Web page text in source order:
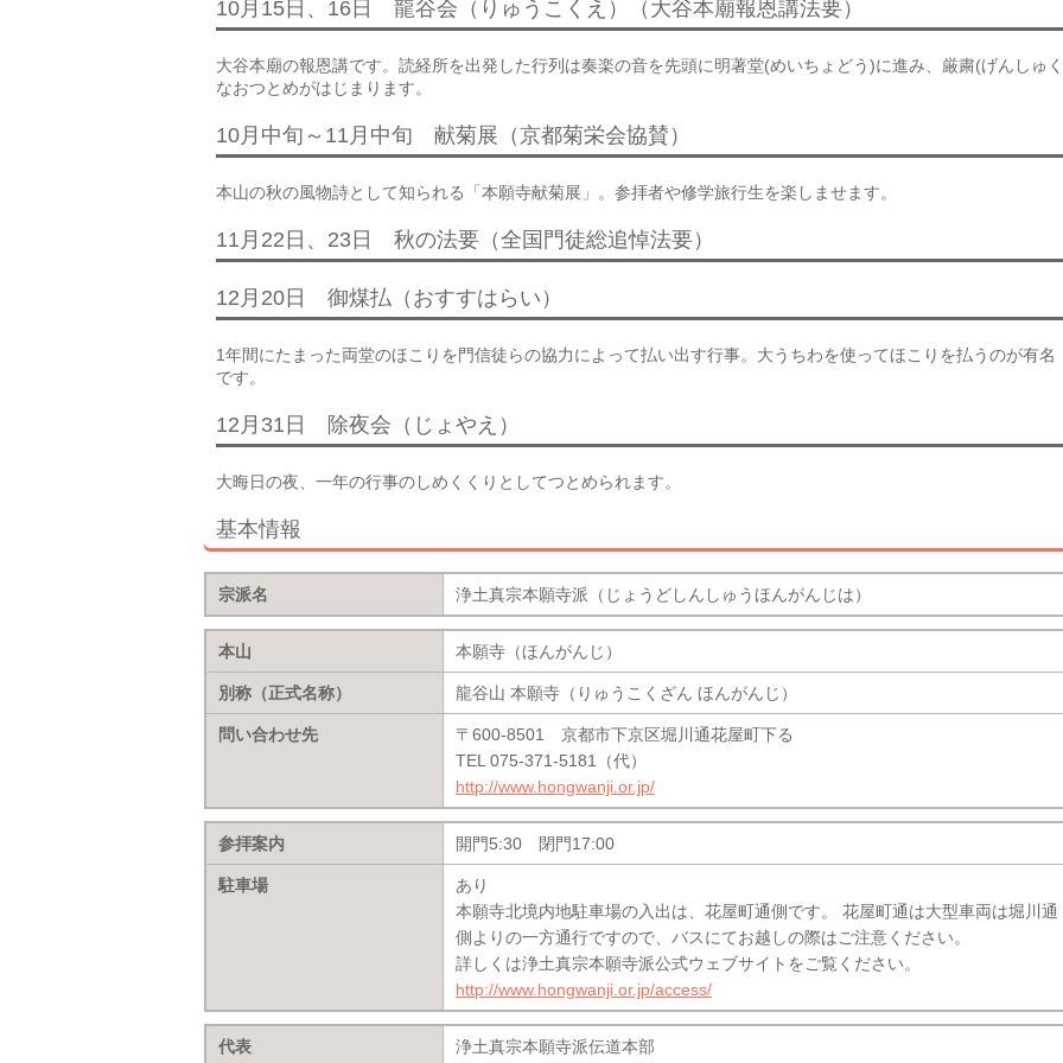
10月15日、16日 龍谷会（りゅうこくえ）（大谷本廟報恩講法要）
大谷本廟の報恩講です。読経所を出発した行列は奏楽の音を先頭に明著堂(めいちょどう)に進み、厳粛(げんしゅ
なおつとめがはじまります。
10月中旬～11月中旬 献菊展（京都菊栄会協賛）
本山の秋の風物詩として知られる「本願寺献菊展」。参拝者や修学旅行生を楽しませます。
11月22日、23日 秋の法要（全国門徒総追悼法要）
12月20日 御煤払（おすすはらい）
1年間にたまった両堂のほこりを門信徒らの協力によって払い出す行事。大うちわを使ってほこりを払うのが有名
です。
12月31日 除夜会（じょやえ）
大晦日の夜、一年の行事のしめくくりとしてつとめられます。
基本情報
宗派名 浄土真宗本願寺派（じょうどしんしゅうほんがんじは）
本山 本願寺（ほんがんじ）
別称（正式名称） 龍谷山 本願寺（りゅうこくざん ほんがんじ）
問い合わせ先
〒600-8501 京都市下京区堀川通花屋町下る
TEL 075-371-5181（代）
http://www.hongwanji.or.jp/
参拝案内 開門5:30 閉門17:00
駐車場
あり
本願寺北境内地駐車場の入出は、花屋町通側です。 花屋町通は大型車両は堀川通
側よりの一方通行ですので、バスにてお越しの際はご注意ください。
詳しくは浄土真宗本願寺派公式ウェブサイトをご覧ください。
http://www.hongwanji.or.jp/access/
代表 浄土真宗本願寺派伝道本部